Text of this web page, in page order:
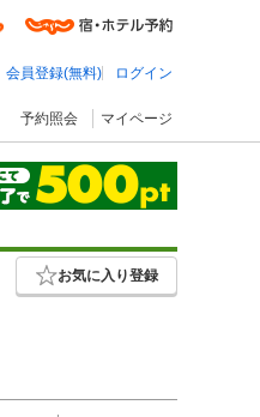
会員登録(無料) ログイン
予約照会 マイページ
お気に入り登録